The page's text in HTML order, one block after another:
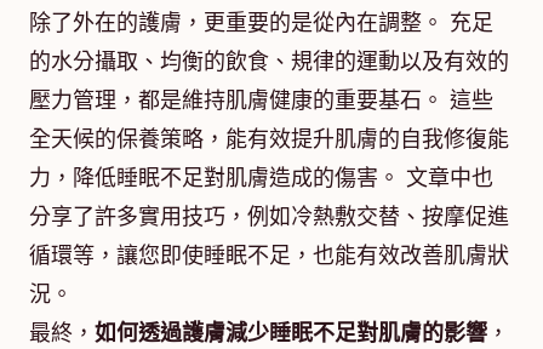
除了外在的護膚，更重要的是從內在調整。 充足
的水分攝取、均衡的飲食、規律的運動以及有效的
壓力管理，都是維持肌膚健康的重要基石。 這些
全天候的保養策略，能有效提升肌膚的自我修復能
力，降低睡眠不足對肌膚造成的傷害。 文章中也
分享了許多實用技巧，例如冷熱敷交替、按摩促進
循環等，讓您即使睡眠不足，也能有效改善肌膚狀
況。
最終， 如何透過護膚減少睡眠不足對肌膚的影響 ，